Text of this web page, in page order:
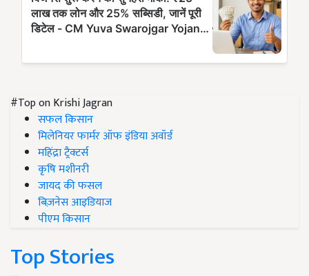
#Top on Krishi Jagran
सफल किसान
मिलेनियर फार्मर ऑफ इंडिया अवॉर्ड
महिंद्रा ट्रैक्टर्स
कृषि मशीनरी
जायद की फसल
बिज़नेस आइडियाज
पीएम किसान
Top Stories